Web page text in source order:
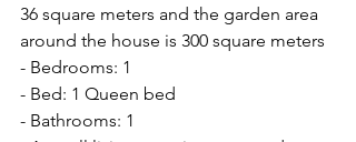
36 square meters and the garden area
around the house is 300 square meters
- Bedrooms: 1
- Bed: 1 Queen bed
- Bathrooms: 1